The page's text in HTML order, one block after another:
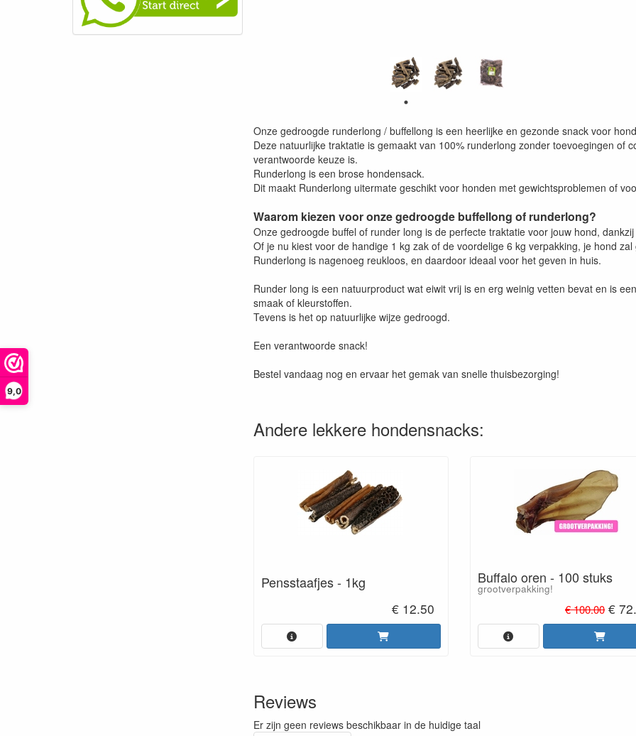
9,0
Onze gedroogde runderlong / buffellong is een heerlijke en gezonde snack voor
Deze natuurlijke traktatie is gemaakt van 100% runderlong zonder toevoegingen of
verantwoorde keuze is.
Runderlong is een brose hondensack.
Dit maakt Runderlong uitermate geschikt voor honden met gewichtsproblemen of
Waarom kiezen voor onze gedroogde buffellong of runderlong?
Onze gedroogde buffel of runder long is de perfecte traktatie voor jouw hond,
Of je nu kiest voor de handige 1 kg zak of de voordelige 6 kg verpakking, je hond
Runderlong is nagenoeg reukloos, en daardoor ideaal voor het geven in huis.
Runder long is een natuurproduct wat eiwit vrij is en erg weinig vetten bevat en is
smaak of kleurstoffen.
Tevens is het op natuurlijke wijze gedroogd.
Een verantwoorde snack!
Bestel vandaag nog en ervaar het gemak van snelle thuisbezorging!
Andere lekkere hondensnacks:
Pensstaafjes - 1kg
€ 12.50
Buffalo oren - 100 stuks
grootverpakking!
€ 100.00€
Reviews
Er zijn geen reviews beschikbaar in de huidige taal